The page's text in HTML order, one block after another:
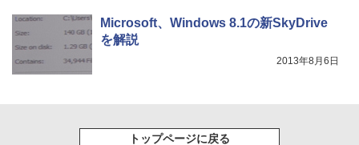
Microsoft、Windows 8.1の新SkyDrive
を解説
2013年8月6日
トップページに戻る